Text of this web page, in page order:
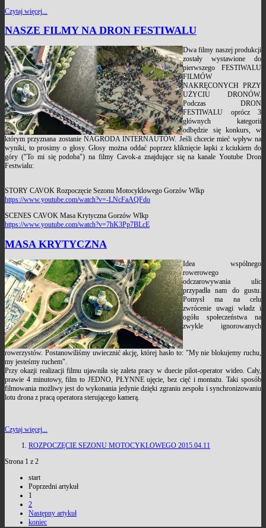
Czytaj więcej...
NASZE FILMY NA DRON FESTIWALU
Dwa filmy naszej produkcji
zostały wystawione do
pierwszego FESTIWALU
FILMÓW
NAKRĘCONYCH PRZY
UŻYCIU DRONÓW.
Podczas DRON
FESTIWALU oprócz 3
głównych kategorii
odbędzie się konkurs, w
którym przyznana zostanie NAGRODA INTERNAUTÓW. Jeśli chcecie mieć wpływ na
wyniki, to prosimy o głosy. Głosy można oddać poprzez kliknięcie łapki z kciukiem do
góry ("To mi się podoba") na filmy Cavok-a znajdujące się na kanale Youtube Dron
Festwialu:
STORY CAVOK Rozpoczęcie Sezonu Motocyklowego Gorzów Wlkp
https://www.youtube.com/watch?v=-LNcFaAQFdo
SCENES CAVOK Masa Krytyczna Gorzów Wlkp
https://www.youtube.com/watch?v=7hK3Pp7BLcE
MASA KRYTYCZNA
Idea wspólnego
rowerowego
odczarowywania ulic
przypadła nam do gustu.
Pomysł ma na celu
zwrócenie uwagi władz i
ogółu społeczeństwa na
zwykle ignorowanych
rowerzystów. Postanowiliśmy uwiecznić akcję, której hasło to: "My nie blokujemy ruchu,
my jesteśmy ruchem".
Przy okazji realizacji filmu ujawniła się zaleta pracy w duecie pilot-operator wideo. Cały,
prawie 4 minutowy, film to JEDNO, PŁYNNE ujęcie, bez cięć i montażu. Taki sposób
filmowania możliwy jest do wykonania jedynie dzięki zgraniu zespołu i synchronizowaniu
lotu drona z pracą operatora sterującego kamerą.
Czytaj więcej...
ROZPOCZĘCIE SEZONU MOTOCYKLOWEGO 2015.04.11
Strona 1 z 2
start
Poprzedni artykuł
1
2
Następny artykuł
koniec